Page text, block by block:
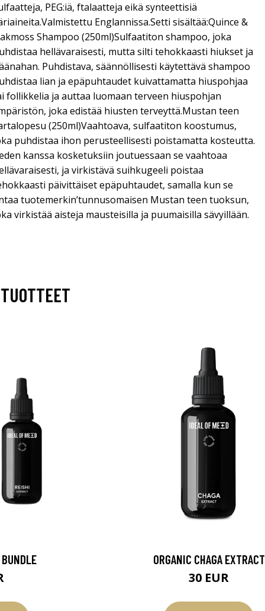
PEG:iä, ftalaatteja eikä synteettisiä
Englannissa.Setti sisältää:Quince &
Shampoo (250ml)Sulfaatiton shampoo, joka
hellävaraisesti, mutta silti tehokkaasti hiukset ja
Puhdistava, säännöllisesti käytettävä shampoo
lian ja epäpuhtaudet kuivattamatta hiuspohjaa
follikkelia ja auttaa luomaan terveen hiuspohjan
joka edistää hiusten terveyttä.Mustan teen
(250ml)Vaahtoava, sulfaatiton koostumus,
puhdistaa ihon perusteellisesti poistamatta kosteutta.
kanssa kosketuksiin joutuessaan se vaahtoaa
ja virkistävä suihkugeeli poistaa
päivittäiset epäpuhtaudet, samalla kun se
tuotemerkin’tunnusomaisen Mustan teen tuoksun,
virkistää aisteja mausteisilla ja puumaisilla sävyillään.
ORGANIC CHAGA EXTRACT
30 EUR